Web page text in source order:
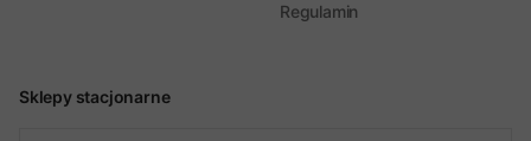
Sklepy stacjonarne
Regulamin